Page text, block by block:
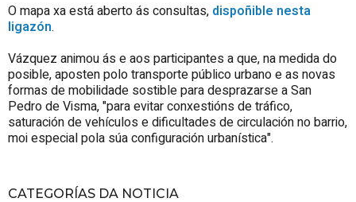
O mapa xa está aberto ás consultas, dispoñible nesta
ligazón.
Vázquez animou ás e aos participantes a que, na medida do
posible, aposten polo transporte público urbano e as novas
formas de mobilidade sostible para desprazarse a San
Pedro de Visma, "para evitar conxestións de tráfico,
saturación de vehículos e dificultades de circulación no barrio,
moi especial pola súa configuración urbanística".
CATEGORÍAS DA NOTICIA